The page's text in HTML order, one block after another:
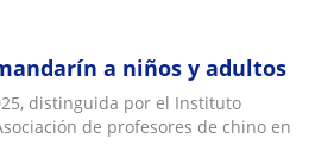
a niños y adultos
distinguida por el Instituto
de profesores de chino en